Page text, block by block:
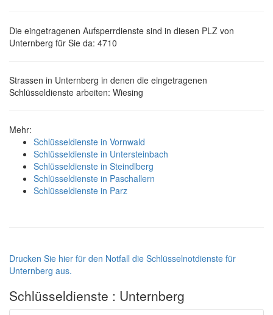
Die eingetragenen Aufsperrdienste sind in diesen PLZ von
Unternberg für Sie da: 4710
Strassen in Unternberg in denen die eingetragenen
Schlüsseldienste arbeiten: Wiesing
Mehr:
Schlüsseldienste in Vornwald
Schlüsseldienste in Untersteinbach
Schlüsseldienste in Steindlberg
Schlüsseldienste in Paschallern
Schlüsseldienste in Parz
Drucken Sie hier für den Notfall die Schlüsselnotdienste für
Unternberg aus.
Schlüsseldienste : Unternberg